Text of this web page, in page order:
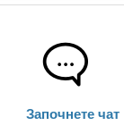
Започнете чат